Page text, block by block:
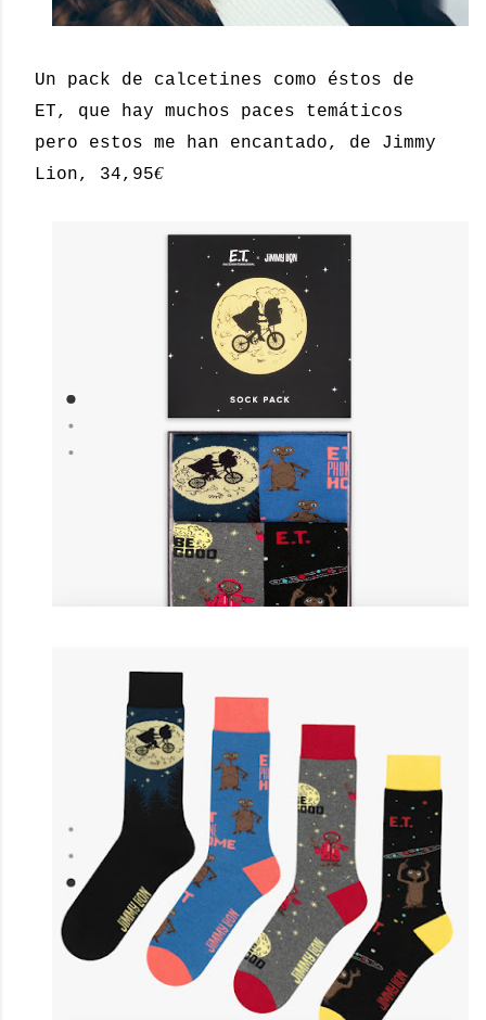
Un pack de calcetines como éstos de
ET, que hay muchos paces temáticos
pero estos me han encantado, de Jimmy
Lion, 34,95€